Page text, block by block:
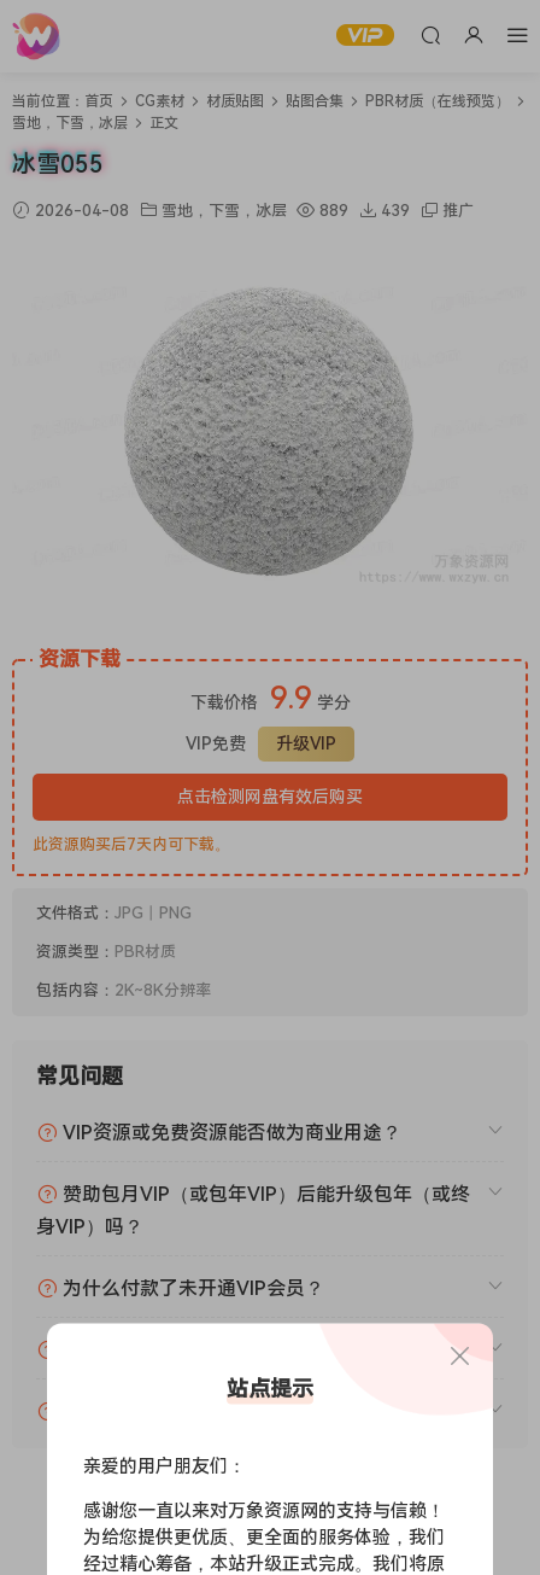
当前位置： 首页 CG素材 材质贴图 贴图合集
PBR材质（在线预览）
雪地，下雪，冰层
正文
冰雪055
2026-04-08 雪地，下雪，冰层 889 439 推广
资源下载
下载价格 9.9 学分
VIP免费 升级VIP
点击检测网盘有效后购买
此资源购买后7天内可下载。
文件格式： JPG丨PNG
资源类型： PBR材质
包括内容： 2K~8K分辨率
常见问题
VIP资源或免费资源能否做为商业用途？
赞助包月VIP（或包年VIP）后能升级包年（或终
身VIP）吗？
为什么付款了未开通VIP会员？
0 0
站点提示
亲爱的用户朋友们：
感谢您一直以来对万象资源网的支持与信赖！
为给您提供更优质、更全面的服务体验，我们
经过精心筹备，本站升级正式完成。我们将原